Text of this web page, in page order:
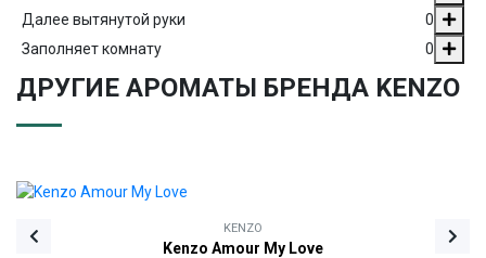
Далее вытянутой руки
0
Заполняет комнату
0
ДРУГИЕ АРОМАТЫ БРЕНДА KENZO
KENZO
Kenzo Amour My Love